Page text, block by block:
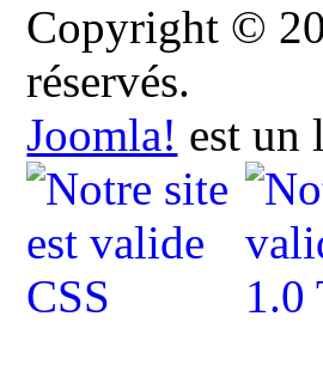
Copyright ©
réservés.
Joomla! est un